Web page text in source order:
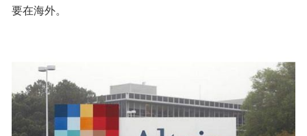
要在海外。